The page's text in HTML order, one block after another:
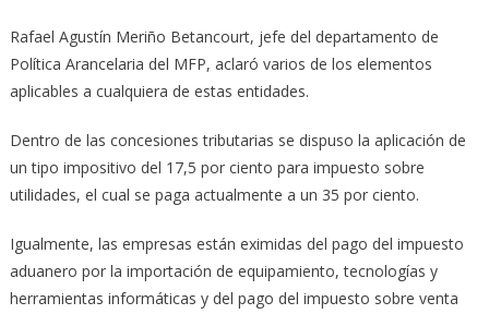
Rafael Agustín Meriño Betancourt, jefe del departamento de
Política Arancelaria del MFP, aclaró varios de los elementos
aplicables a cualquiera de estas entidades.
Dentro de las concesiones tributarias se dispuso la aplicación de
un tipo impositivo del 17,5 por ciento para impuesto sobre
utilidades, el cual se paga actualmente a un 35 por ciento.
Igualmente, las empresas están eximidas del pago del impuesto
aduanero por la importación de equipamiento, tecnologías y
herramientas informáticas y del pago del impuesto sobre venta